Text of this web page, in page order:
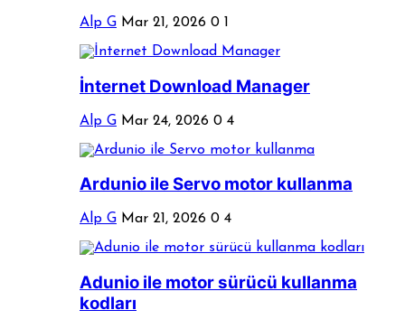
Alp G Mar 21, 2026 0 1
İnternet Download Manager
Alp G Mar 24, 2026 0 4
Ardunio ile Servo motor kullanma
Alp G Mar 21, 2026 0 4
Adunio ile motor sürücü kullanma
kodları